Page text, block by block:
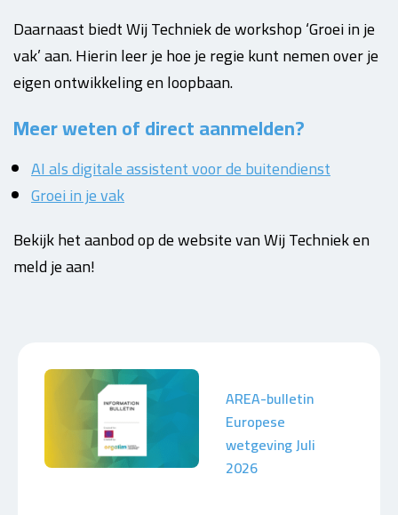
Daarnaast biedt Wij Techniek de workshop ‘Groei in je
vak’ aan. Hierin leer je hoe je regie kunt nemen over je
eigen ontwikkeling en loopbaan.
Meer weten of direct aanmelden?
AI als digitale assistent voor de buitendienst
Groei in je vak
Bekijk het aanbod op de website van Wij Techniek en
meld je aan!
AREA-bulletin
Europese
wetgeving Juli
2026